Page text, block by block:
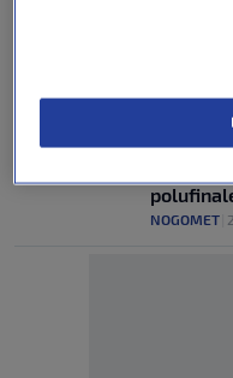
Premier
NOGOMET